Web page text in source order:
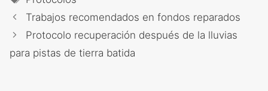
Trabajos recomendados en fondos reparados
Protocolo recuperación después de la lluvias
para pistas de tierra batida